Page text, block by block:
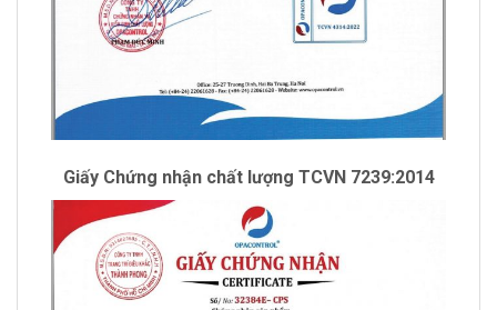
Giấy Chứng nhận chất lượng TCVN 7239:2014